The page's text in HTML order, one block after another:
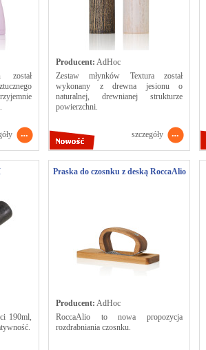
został
Producent: AdHoc
Zestaw młynków Textura został
wykonany z drewna jesionu o
naturalnej, drewnianej strukturze
powierzchni.
szczegóły
190ml,
Praska do czosnku z deską RoccaAlio
Producent: AdHoc
RoccaAlio to nowa propozycja
rozdrabniania czosnku.